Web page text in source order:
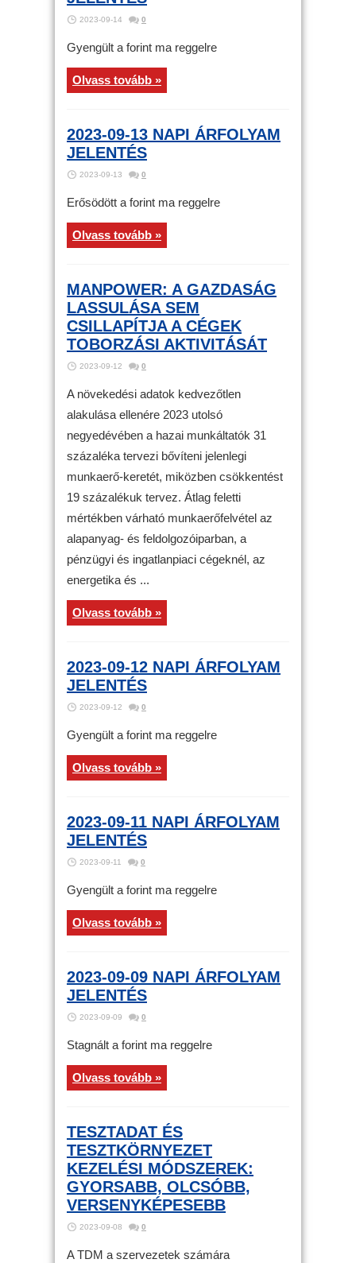
2023-09-14 0
Gyengült a forint ma reggelre
Olvass tovább »
2023-09-13 NAPI ÁRFOLYAM
JELENTÉS
2023-09-13 0
Erősödött a forint ma reggelre
Olvass tovább »
MANPOWER: A GAZDASÁG
LASSULÁSA SEM
CSILLAPÍTJA A CÉGEK
TOBORZÁSI AKTIVITÁSÁT
2023-09-12 0
A növekedési adatok kedvezőtlen
alakulása ellenére 2023 utolsó
negyedévében a hazai munkáltatók 31
százaléka tervezi bővíteni jelenlegi
munkaerő-keretét, miközben csökkentést
19 százalékuk tervez. Átlag feletti
mértékben várható munkaerőfelvétel az
alapanyag- és feldolgozóiparban, a
pénzügyi és ingatlanpiaci cégeknél, az
energetika és ...
Olvass tovább »
2023-09-12 NAPI ÁRFOLYAM
JELENTÉS
2023-09-12 0
Gyengült a forint ma reggelre
Olvass tovább »
2023-09-11 NAPI ÁRFOLYAM
JELENTÉS
2023-09-11 0
Gyengült a forint ma reggelre
Olvass tovább »
2023-09-09 NAPI ÁRFOLYAM
JELENTÉS
2023-09-09 0
Stagnált a forint ma reggelre
Olvass tovább »
TESZTADAT ÉS
TESZTKÖRNYEZET
KEZELÉSI MÓDSZEREK:
GYORSABB, OLCSÓBB,
VERSENYKÉPESEBB
2023-09-08 0
A TDM a szervezetek számára